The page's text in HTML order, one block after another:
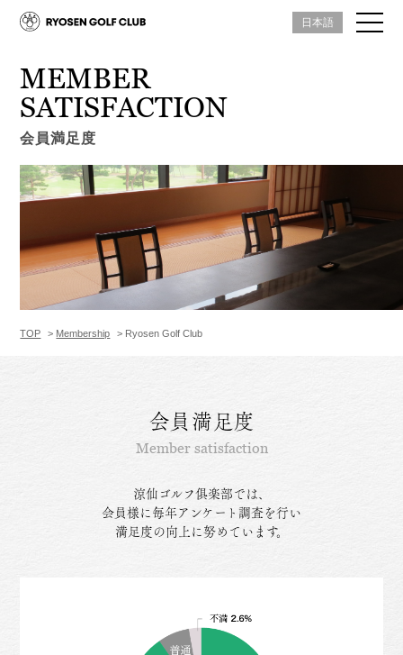
日本語
MEMBER
SATISFACTION
会員満足度
TOP Membership Ryosen Golf Club
会員満足度
Member satisfaction
涼仙ゴルフ俱楽部では、
会員様に毎年アンケート調査を行い
満足度の向上に努めています。